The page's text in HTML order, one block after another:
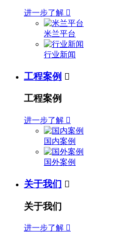
进一步了解 
米兰平台
行业新闻
工程案例 
工程案例
进一步了解 
国内案例
国外案例
关于我们 
关于我们
进一步了解 